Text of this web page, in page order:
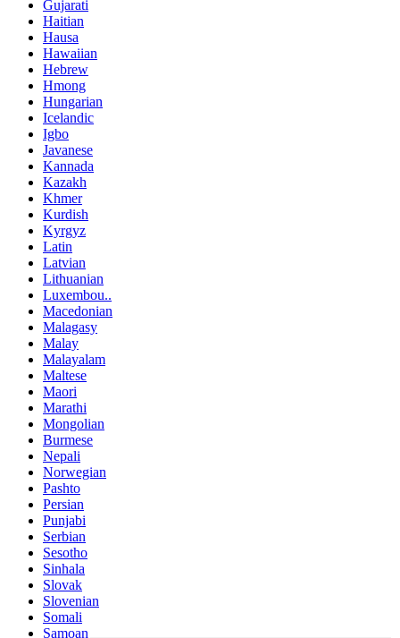
Gujarati
Haitian
Hausa
Hawaiian
Hebrew
Hmong
Hungarian
Icelandic
Igbo
Javanese
Kannada
Kazakh
Khmer
Kurdish
Kyrgyz
Latin
Latvian
Lithuanian
Luxembou..
Macedonian
Malagasy
Malay
Malayalam
Maltese
Maori
Marathi
Mongolian
Burmese
Nepali
Norwegian
Pashto
Persian
Punjabi
Serbian
Sesotho
Sinhala
Slovak
Slovenian
Somali
Samoan